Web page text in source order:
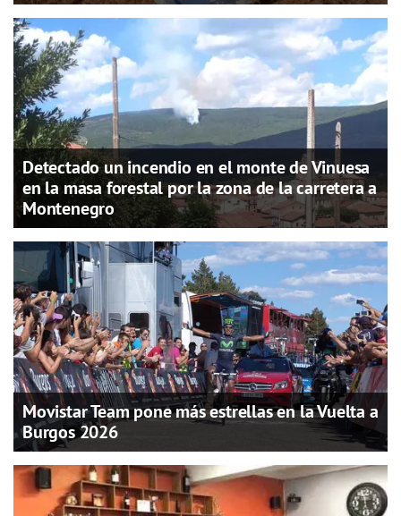
Detectado un incendio en el monte de Vinuesa
en la masa forestal por la zona de la carretera a
Montenegro
Movistar Team pone más estrellas en la Vuelta a
Burgos 2026